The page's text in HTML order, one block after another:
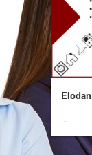
...